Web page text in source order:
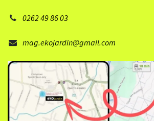
0262 49 86 03
mag.ekojardin@gmail.com